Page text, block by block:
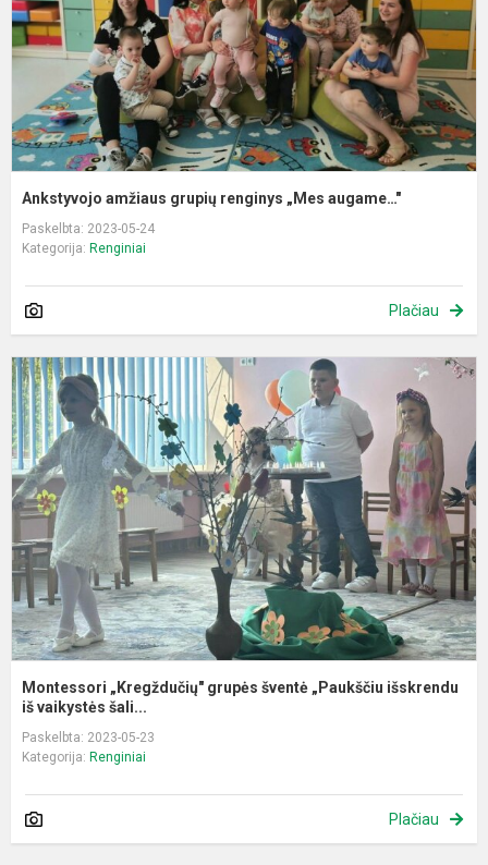
Ankstyvojo amžiaus grupių renginys „Mes augame…"
Paskelbta: 2023-05-24
Kategorija: Renginiai
Plačiau
Montessori „Kregždučių" grupės šventė „Paukščiu išskrendu
iš vaikystės šali...
Paskelbta: 2023-05-23
Kategorija: Renginiai
Plačiau